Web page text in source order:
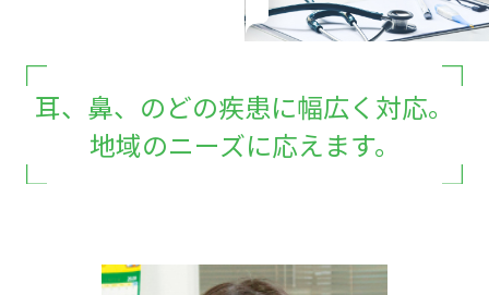
耳、鼻、のどの疾患に幅広く対応。
地域のニーズに応えます。